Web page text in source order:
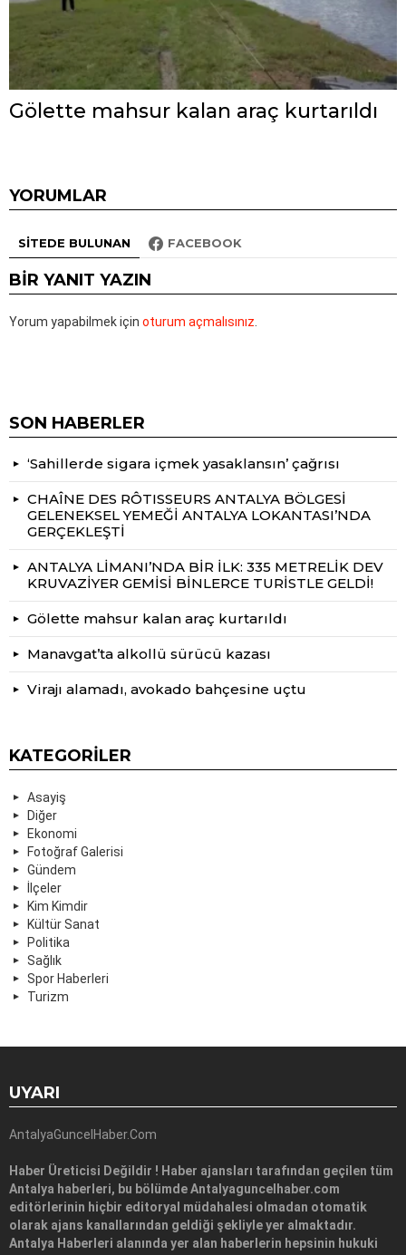
Gölette mahsur kalan araç kurtarıldı
YORUMLAR
SITEDE BULUNAN FACEBOOK
BIR YANIT YAZIN
Yorum yapabilmek için oturum açmalısınız
SON HABERLER
‘Sahillerde sigara içmek yasaklansın’ çağrısı
CHAÎNE DES RÔTISSEURS ANTALYA BÖLGESİ
GELENEKSEL YEMEĞİ ANTALYA LOKANTASI’NDA
GERÇEKLEŞTİ
ANTALYA LİMANI’NDA BİR İLK: 335 METRELİK DEV
KRUVAZİYER GEMİSİ BİNLERCE TURİSTLE GELDİ!
Gölette mahsur kalan araç kurtarıldı
Manavgat’ta alkollü sürücü kazası
Virajı alamadı, avokado bahçesine uçtu
KATEGORILER
Asayiş
Diğer
Ekonomi
Fotoğraf Galerisi
Gündem
İlçeler
Kim Kimdir
Kültür Sanat
Politika
Sağlık
Spor Haberleri
Turizm
UYARI
AntalyaGuncelHaber.Com
Haber Üreticisi Değildir ! Haber ajansları tarafından geçilen tüm
Antalya haberleri, bu bölümde Antalyaguncelhaber.com
editörlerinin hiçbir editoryal müdahalesi olmadan otomatik
olarak ajans kanallarından geldiği şekliyle yer almaktadır.
Antalya Haberleri alanında yer alan haberlerin hepsinin hukuki